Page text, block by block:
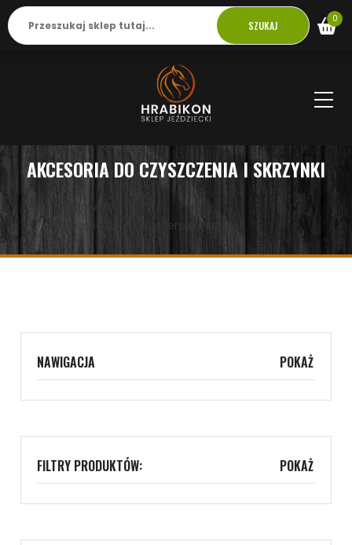
SZUKAJ 0
AKCESORIA DO CZYSZCZENIA I SKRZYNKI
strona główna
Akcesoria do Czyszczenia i Skrzynki
NAWIGACJA POKAŻ
FILTRY PRODUKTÓW: POKAŻ